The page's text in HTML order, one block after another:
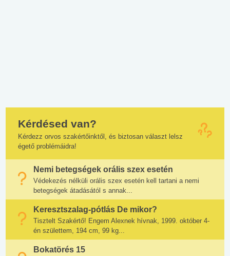
Kérdésed van?
Kérdezz orvos szakértőinktől, és biztosan választ lelsz
égető problémáidra!
Nemi betegségek orális szex esetén
Védekezés nélküli orális szex esetén kell tartani a nemi
betegségek átadásától s annak...
Keresztszalag-pótlás De mikor?
Tisztelt Szakértő! Engem Alexnek hívnak, 1999. október 4-
én születtem, 194 cm, 99 kg...
Bokatörés 15